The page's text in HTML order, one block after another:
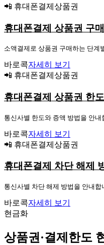
📲 휴대폰결제상품권
휴대폰결제 상품권 구
소액결제로 상품권 구매하는 단계
바로콕자세히 보기
📲 휴대폰결제상품권
휴대폰결제 상품권 한
통신사별 한도와 증액 방법을 안내
바로콕자세히 보기
📲 휴대폰결제상품권
휴대폰결제 차단 해제
통신사별 차단 해제 방법을 안내합
바로콕자세히 보기
현금화
상품권·결제한도